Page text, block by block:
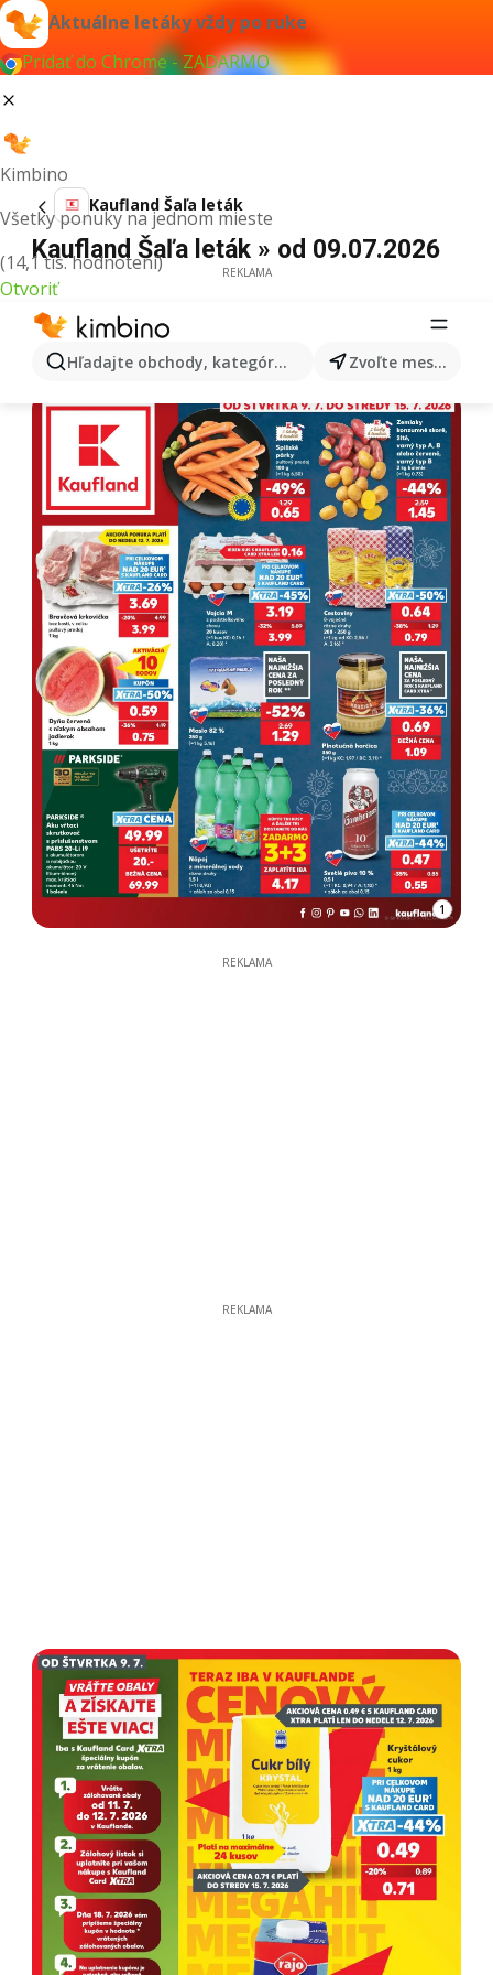
Aktuálne letáky vždy po ruke
Pridať do Chrome - ZADARMO
Kimbino
Všetky ponuky na jednom mieste
(14,1 tis. hodnotení)
Otvoriť
Hľadajte obchody, kategórie, produkty... Zvoľte mesto
Kaufland Šaľa leták
Kaufland Šaľa leták » od 09.07.2026
REKLAMA
1
REKLAMA
REKLAMA